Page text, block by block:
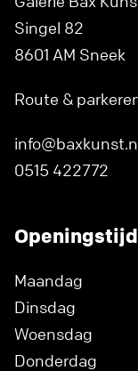
Singel 82
8601 AM Sneek
Route &
0515 422772
Maandag
Dinsdag
Woensdag
Donderdag